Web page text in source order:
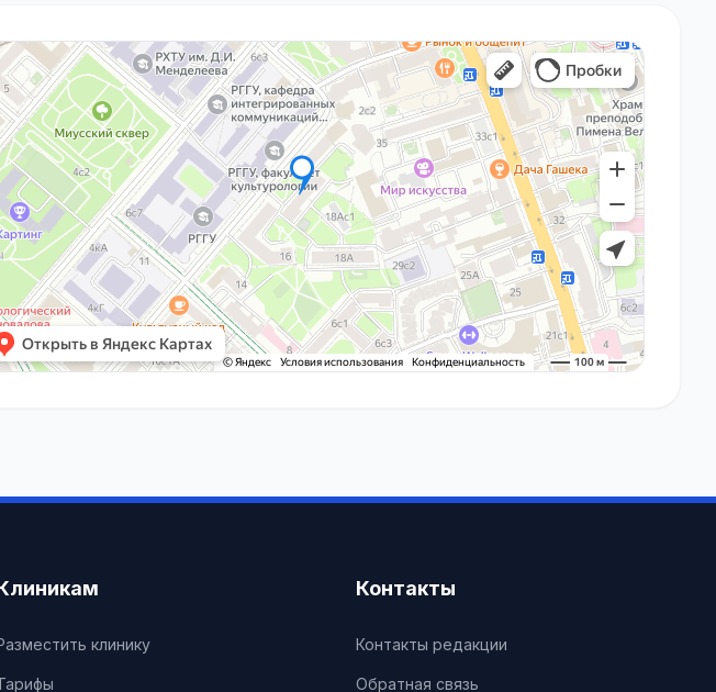
клинику
Контакты
Контакты редакции
Обратная связь